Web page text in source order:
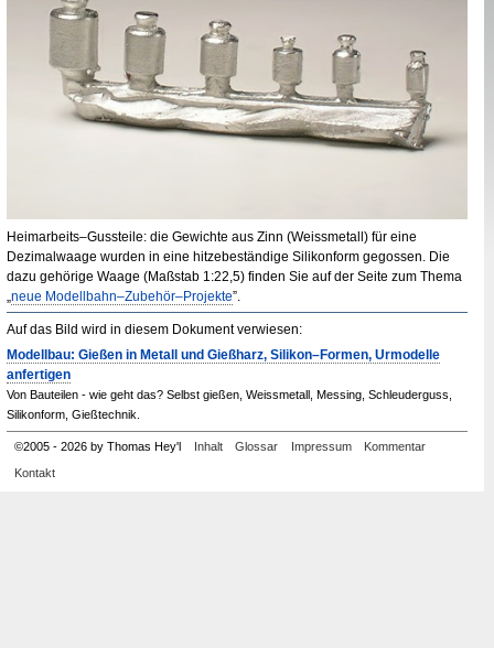
Heimarbeits–Gussteile: die Gewichte aus Zinn (Weissmetall) für eine
Dezimalwaage wurden in eine hitzebeständige Silikonform gegossen. Die
dazu gehörige Waage (Maßstab 1:22,5) finden Sie auf der Seite zum Thema
„neue Modellbahn–Zubehör–Projekte”.
Auf das Bild wird in diesem Dokument verwiesen:
Modellbau: Gießen in Metall und Gießharz, Silikon–Formen, Urmodelle
anfertigen
Von Bauteilen - wie geht das? Selbst gießen, Weissmetall, Messing, Schleuderguss,
Silikonform, Gießtechnik.
©2005- 2026 by Thomas Hey'l Inhalt Glossar Impressum
Kommentar
Kontakt